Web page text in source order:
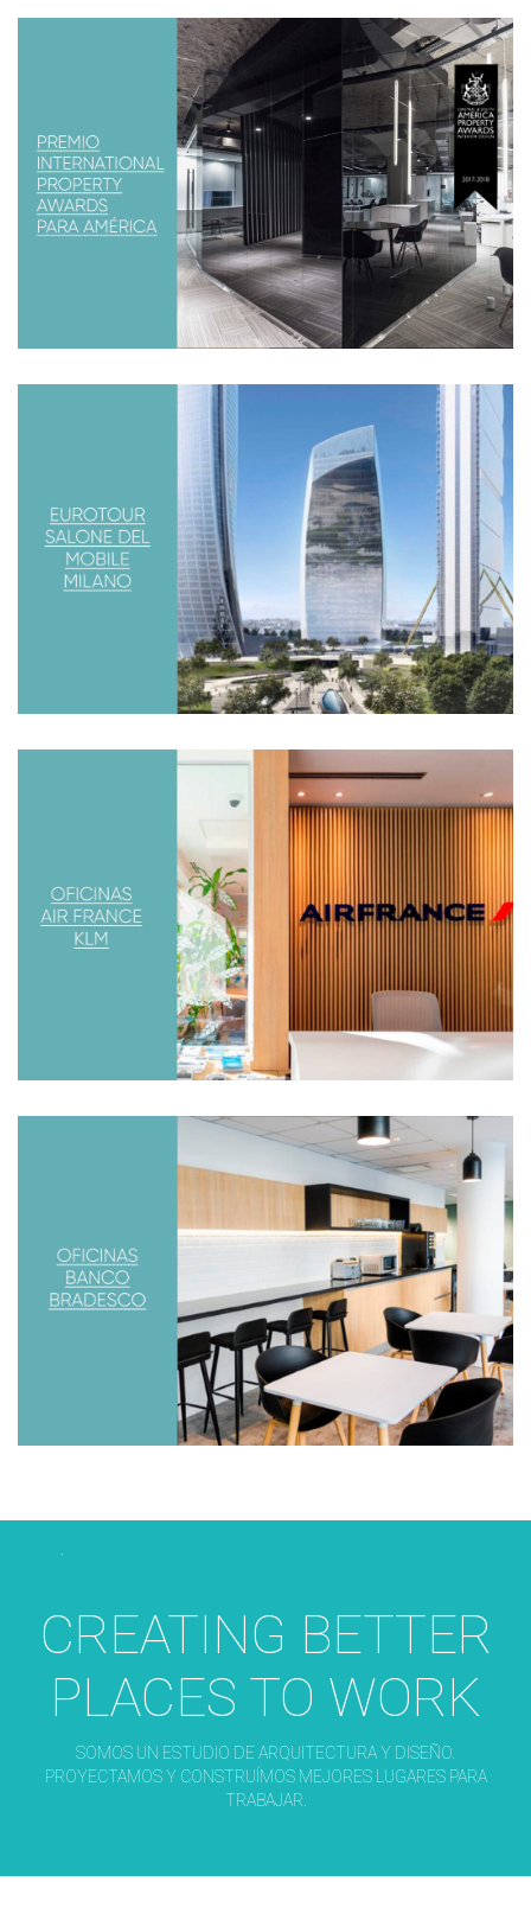
PREMIO INTERNATIONAL PROPERTY
AWARDS PARA AMÉRICA
Ganadores de mejor interiorismo de oficinas en
Argentina. La obra seleccionada fue BNP Paribas Cardif
EUROTOUR, SALONE DEL MOBILE
Estuvimos visitando, junto a otros diseñadores y
arquitectos la feria de diseño más importante de Europa.
Air France / KLM
Están inauguradas las oficinas situadas en el edificio
Laminar Plaza que se encuentra en el barrio de Retiro
BANCO BRADESCO
Remodelación de las oficinas de la sede del banco
Brasileño Bradesco en Argentina. Situado en el Barrio de
Puerto Madero, el edificio MADERO CENTER
CREATING BETTER
PLACES TO WORK
SOMOS UN ESTUDIO DE ARQUITECTURA Y DISEÑO.
PROYECTAMOS Y CONSTRUÍMOS MEJORES LUGARES PARA
TRABAJAR.